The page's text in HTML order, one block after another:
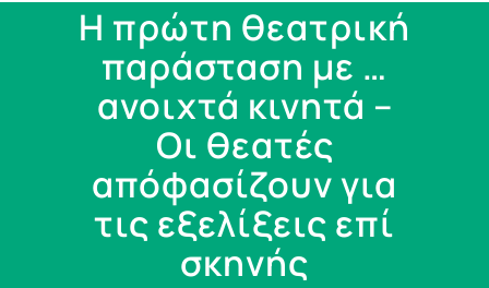
Η πρώτη θεατρική
παράσταση με …
ανοιχτά κινητά –
Οι θεατές
απόφασίζουν για
τις εξελίξεις επί
σκηνής